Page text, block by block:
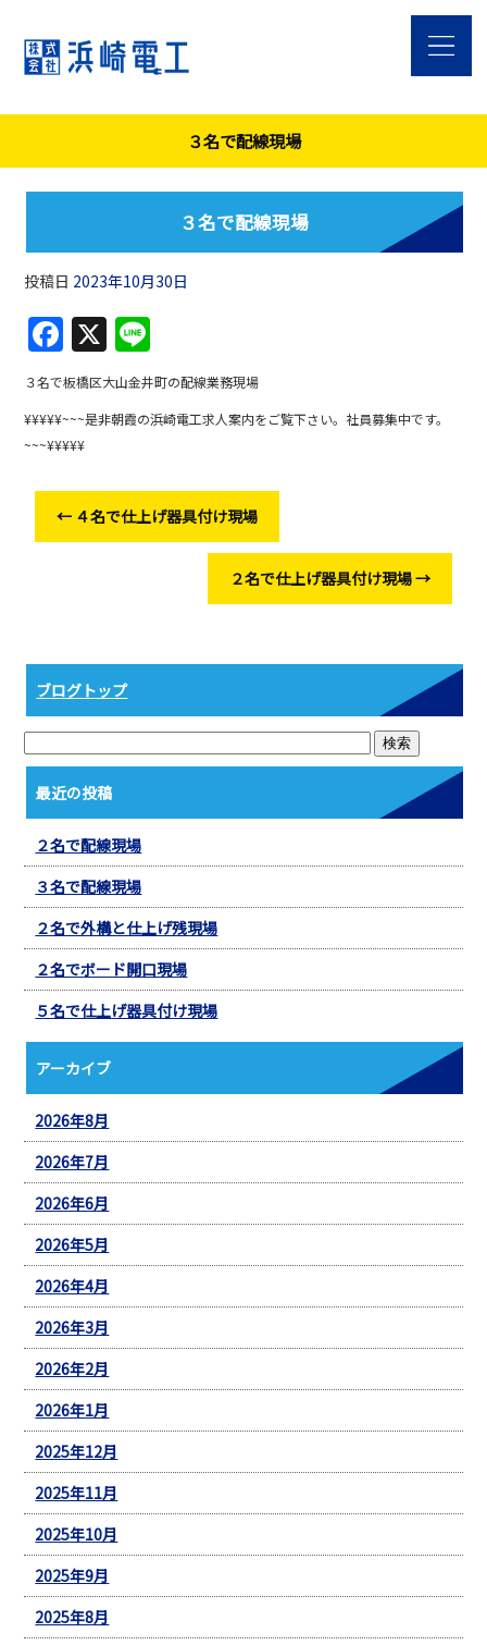
３名で配線現場
３名で配線現場
投稿日 2023年10月30日
F
a
c
e
o
o
X
n
e
３名で板橋区大山金井町の配線業務現場
¥¥¥¥¥~~~是非朝霞の浜崎電工求人案内をご覧下さい。社員募集中です。
~~~¥¥¥¥¥
← ４名で仕上げ器具付け現場
２名で仕上げ器具付け現場→
ブログトップ
最近の投稿
２名で配線現場
３名で配線現場
２名で外構と仕上げ残現場
２名でボード開口現場
５名で仕上げ器具付け現場
アーカイブ
2026年8月
2026年7月
2026年6月
2026年5月
2026年4月
2026年3月
2026年2月
2026年1月
2025年12月
2025年11月
2025年10月
2025年9月
2025年8月